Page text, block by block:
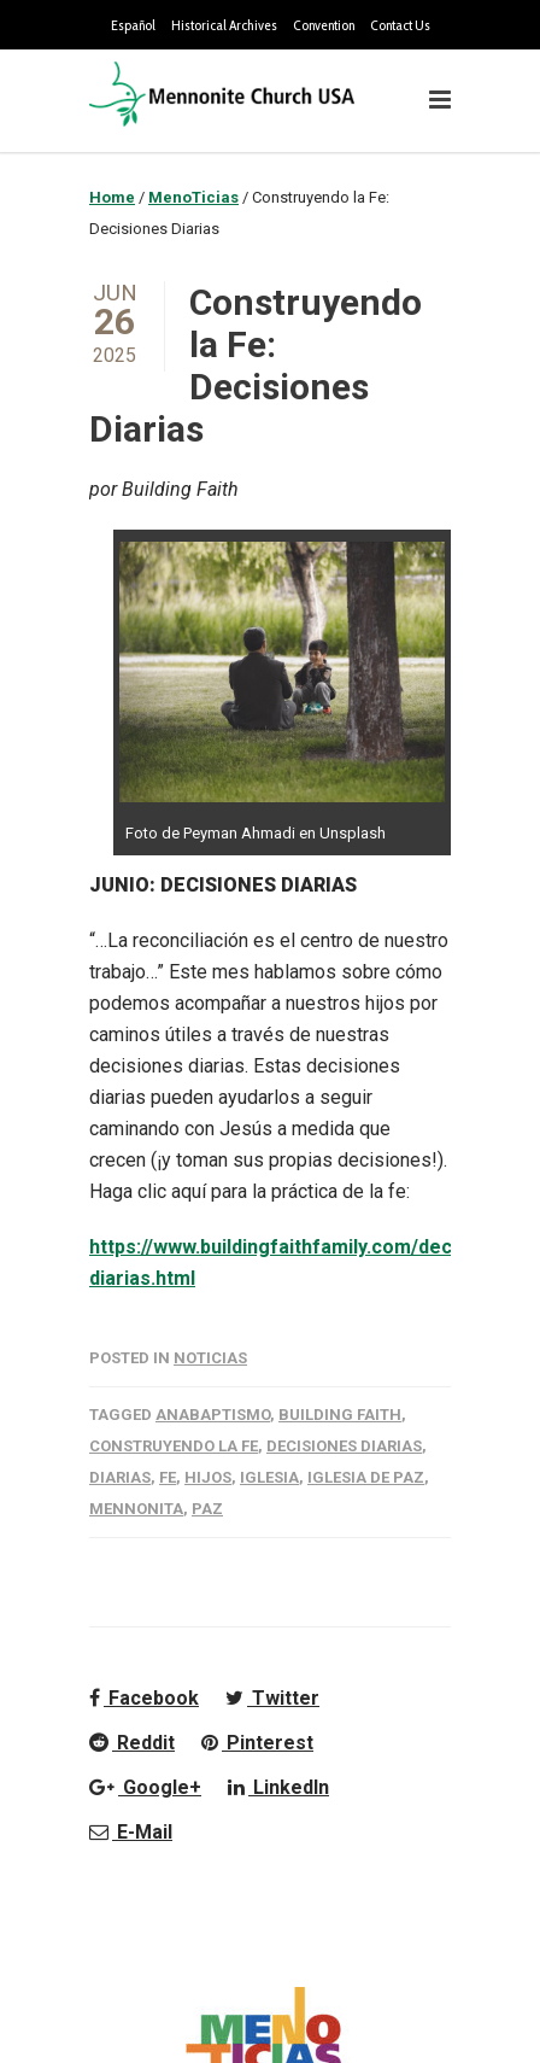
Español Historical Archives Convention Contact Us
Home / MenoTicias / Construyendo la Fe:
Decisiones Diarias
JUN
26
2025
Construyendo
la Fe:
Decisiones
Diarias
por Building Faith
Foto de Peyman Ahmadi en Unsplash
JUNIO: DECISIONES DIARIAS
“…La reconciliación es el centro de nuestro
trabajo…” Este mes hablamos sobre cómo
podemos acompañar a nuestros hijos por
caminos útiles a través de nuestras
decisiones diarias. Estas decisiones
diarias pueden ayudarlos a seguir
caminando con Jesús a medida que
crecen (¡y toman sus propias decisiones!).
Haga clic aquí para la práctica de la fe:
https://www.buildingfaithfamily.com/decisiones-
diarias.html
POSTED IN NOTICIAS
TAGGED ANABAPTISMO, BUILDING FAITH,
CONSTRUYENDO LA FE, DECISIONES DIARIAS,
DIARIAS, FE, HIJOS, IGLESIA, IGLESIA DE PAZ,
MENNONITA, PAZ
Facebook
Twitter
Reddit
Pinterest
Google+
LinkedIn
E-Mail